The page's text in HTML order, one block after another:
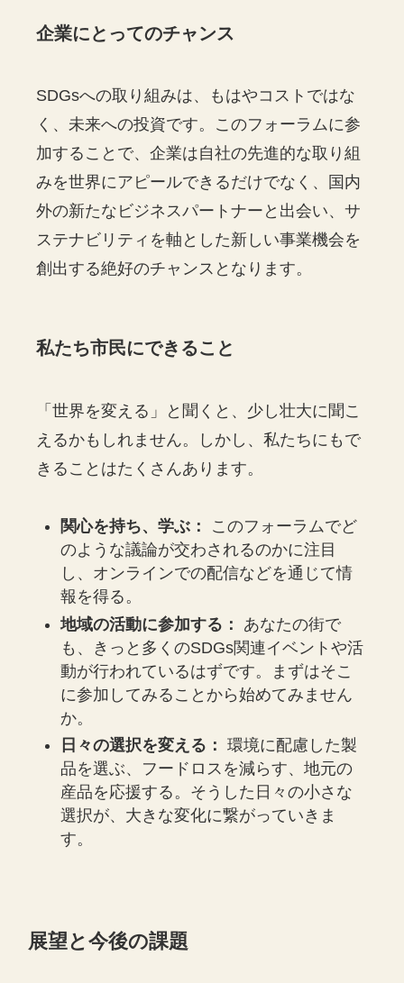
企業にとってのチャンス
SDGsへの取り組みは、もはやコストではな
く、未来への投資です。このフォーラムに参
加することで、企業は自社の先進的な取り組
みを世界にアピールできるだけでなく、国内
外の新たなビジネスパートナーと出会い、サ
ステナビリティを軸とした新しい事業機会を
創出する絶好のチャンスとなります。
私たち市民にできること
「世界を変える」と聞くと、少し壮大に聞こ
えるかもしれません。しかし、私たちにもで
きることはたくさんあります。
関心を持ち、学ぶ：
このフォーラムでど
のような議論が交わされるのかに注目
し、オンラインでの配信などを通じて情
報を得る。
地域の活動に参加する：
あなたの街で
も、きっと多くのSDGs関連イベントや活
動が行われているはずです。まずはそこ
に参加してみることから始めてみません
か。
日々の選択を変える： 環境に配慮した製
品を選ぶ、フードロスを減らす、地元の
産品を応援する。そうした日々の小さな
選択が、大きな変化に繋がっていきま
す。
展望と今後の課題